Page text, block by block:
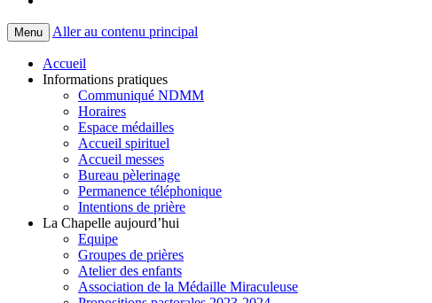
Menu Aller au contenu principal
Accueil
Informations pratiques
Communiqué NDMM
Horaires
Espace médailles
Accueil spirituel
Accueil messes
Bureau pèlerinage
Permanence téléphonique
Intentions de prière
La Chapelle aujourd’hui
Equipe
Groupes de prières
Atelier des enfants
Association de la Médaille Miraculeuse